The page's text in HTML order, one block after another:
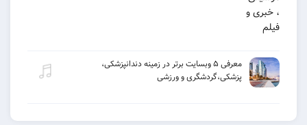
معرفی ۵ وبسایت برتر در زمینه دندانپزشکی،
پزشکی،گردشگری و ورزشی